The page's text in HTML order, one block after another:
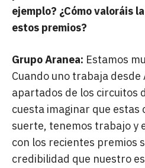
ejemplo? ¿Cómo valoráis
estos premios?
Grupo Aranea: Estamos
Cuando uno trabaja
apartados de los circuitos
cuesta imaginar que estas
suerte, tenemos trabajo y
con los recientes premios
credibilidad que nuestro